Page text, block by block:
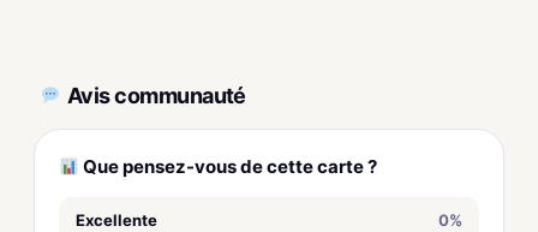
Avis communauté
Que pensez-vous de cette carte ?
Excellente 0%